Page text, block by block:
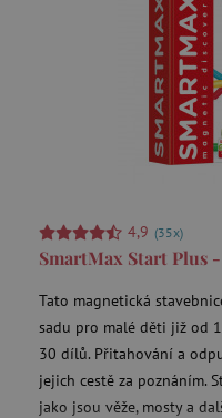
4,9 (35x)
SmartMax Start Plus
Tato magnetická
sadu pro malé děti již od
30 dílů. Přitahování a
jejich cestě za poznáním.
jako jsou věže, mosty a